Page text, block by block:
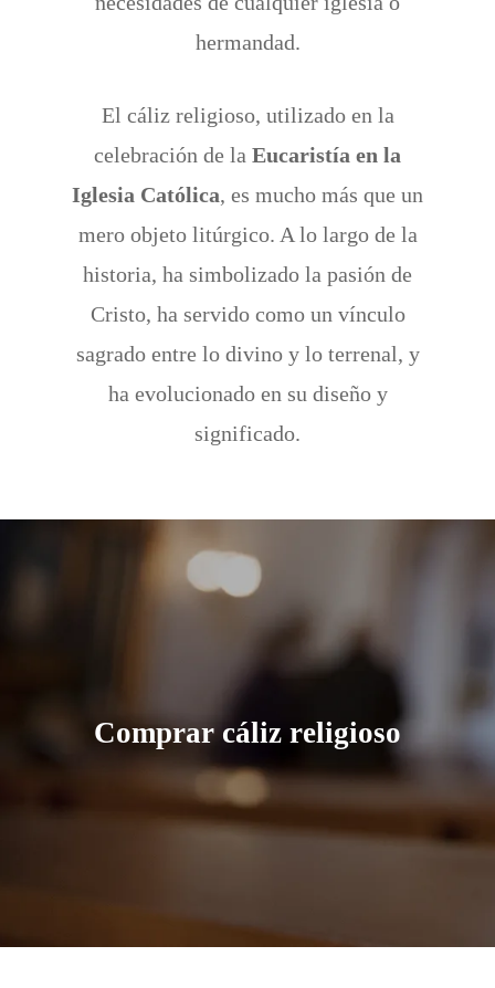
hermandad.
El cáliz religioso, utilizado en la
celebración de la Eucaristía en la
Iglesia Católica, es mucho más que un
mero objeto litúrgico. A lo largo de la
historia, ha simbolizado la pasión de
Cristo, ha servido como un vínculo
sagrado entre lo divino y lo terrenal, y
ha evolucionado en su diseño y
significado.
Comprar cáliz religioso